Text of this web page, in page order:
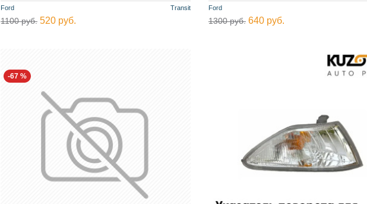
Ford Transit
1100 руб. 520 руб.
Ford
1300 руб. 640 руб.
-67 %